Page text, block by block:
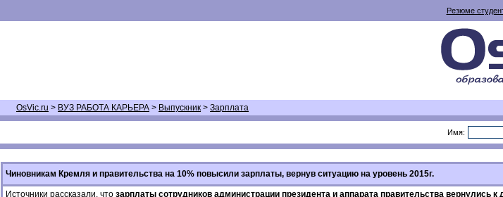
Резюме
OsVic.ru > ВУЗ РАБОТА КАРЬЕРА > Выпускник > Зарплата
Имя:
Чиновникам Кремля и правительства на 10% повысили зарплаты, вернув ситуацию на уровень 2015г.
Источники рассказали, что зарплаты сотрудников администрации президента и аппарата правительства вернулись